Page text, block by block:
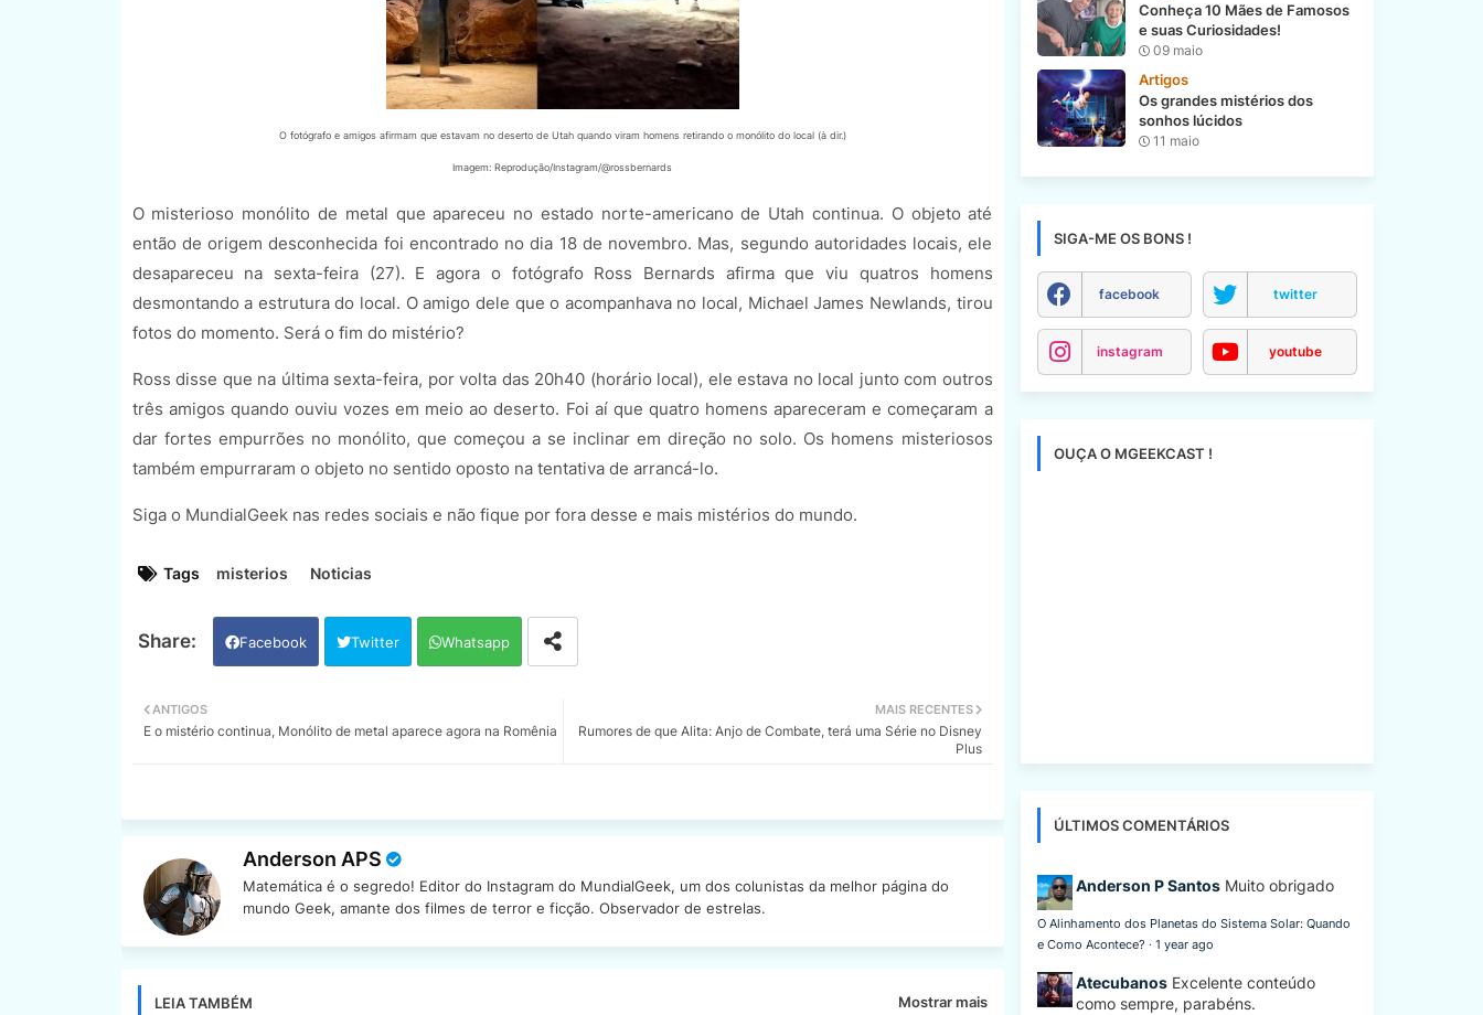
O fotógrafo e amigos afirmam que estavam no deserto de Utah quando viram homens retirando o monólito do local (à dir.)
Imagem: Reprodução/Instagram/@rossbernards
O misterioso monólito de metal que apareceu no estado norte-americano de Utah continua. O objeto até
então de origem desconhecida foi encontrado no dia 18 de novembro. Mas, segundo autoridades locais, ele
desapareceu na sexta-feira (27). E agora o fotógrafo Ross Bernards afirma que viu quatros homens
desmontando a estrutura do local. O amigo dele que o acompanhava no local, Michael James Newlands, tirou
fotos do momento. Será o fim do mistério?
Ross disse que na última sexta-feira, por volta das 20h40 (horário local), ele estava no local junto com outros
três amigos quando ouviu vozes em meio ao deserto. Foi aí que quatro homens apareceram e começaram a
dar fortes empurrões no monólito, que começou a se inclinar em direção no solo. Os homens misteriosos
também empurraram o objeto no sentido oposto na tentativa de arrancá-lo.
Siga o MundialGeek nas redes sociais e não fique por fora desse e mais mistérios do mundo.
Tags misterios Noticias
Facebook Twitter Whatsapp
MAIS RECENTES
Rumores de que Alita: Anjo de Combate, terá uma Série no Disney
Plus
ANTIGOS
E o mistério continua, Monólito de metal aparece agora na Romênia
Anderson APS
Matemática é o segredo! Editor do Instagram do MundialGeek, um dos colunistas da melhor página do
mundo Geek, amante dos filmes de terror e ficção. Observador de estrelas.
LEIA TAMBÉM Mostrar mais
Conheça 10 Mães de Famosos
e suas Curiosidades!
09 maio
Artigos
Os grandes mistérios dos
sonhos lúcidos
11 maio
SIGA-ME OS BONS !
facebook twitter
instagram youtube
OUÇA O MGEEKCAST !
ÚLTIMOS COMENTÁRIOS
Anderson P Santos Muito obrigado
O Alinhamento dos Planetas do Sistema Solar: Quando
e Como Acontece? · 1 year ago
Atecubanos Excelente conteúdo
como sempre, parabéns.